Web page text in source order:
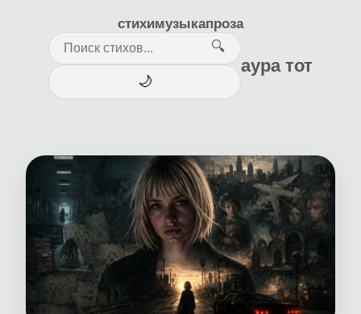
стихимузыкапроза
🔍
🌙
аура тот